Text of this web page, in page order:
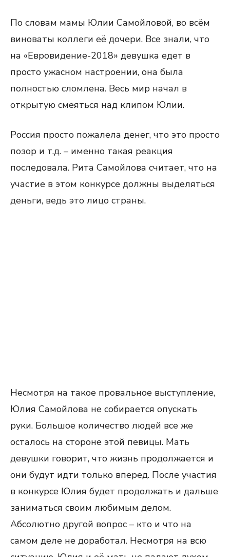
По словам мамы Юлии Самойловой, во всём
виноваты коллеги её дочери. Все знали, что
на «Евровидение-2018» девушка едет в
просто ужасном настроении, она была
полностью сломлена. Весь мир начал в
открытую смеяться над клипом Юлии.
Россия просто пожалела денег, что это просто
позор и т.д. – именно такая реакция
последовала. Рита Самойлова считает, что на
участие в этом конкурсе должны выделяться
деньги, ведь это лицо страны.
Несмотря на такое провальное выступление,
Юлия Самойлова не собирается опускать
руки. Большое количество людей все же
осталось на стороне этой певицы. Мать
девушки говорит, что жизнь продолжается и
они будут идти только вперед. После участия
в конкурсе Юлия будет продолжать и дальше
заниматься своим любимым делом.
Абсолютно другой вопрос – кто и что на
самом деле не доработал. Несмотря на всю